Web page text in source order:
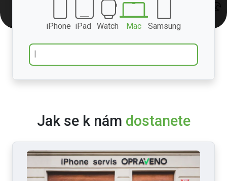
iPhone iPad Watch Mac Samsung
Jak se k nám dostanete